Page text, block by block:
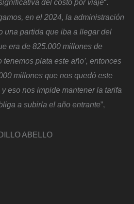
del costo por viaje“.
en el 2024, la administración
una partida que iba a llegar del
era de 825.000 millones de
tenemos plata este año’, entonces
millones que nos quedó este
eso nos impide mantener la tarifa
a subirla el año entrante”,
ABELLO